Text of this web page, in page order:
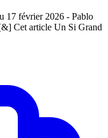
17 février 2026 - Pablo
Cet article Un Si Grand